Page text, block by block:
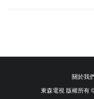
關於我
東森電視 版權所有